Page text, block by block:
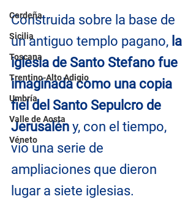
Cerdeña
Sicilia
Toscana
Trentino-Alto Adigio
Umbría
Valle de Aosta
Véneto
Construida sobre la base de
un antiguo templo pagano, la
iglesia de Santo Stefano fue
imaginada como una copia
fiel del Santo Sepulcro de
Jerusalén y, con el tiempo,
vio una serie de
ampliaciones que dieron
lugar a siete iglesias.